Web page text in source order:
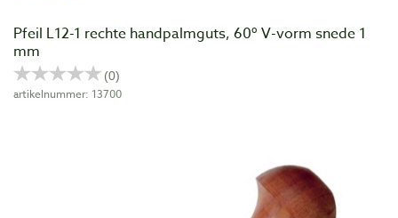
Pfeil L12-1 rechte handpalmguts, 60º V-vorm snede 1
mm
artikelnummer: 13700